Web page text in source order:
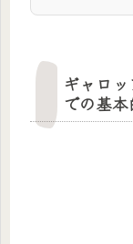
ギャロ
での基